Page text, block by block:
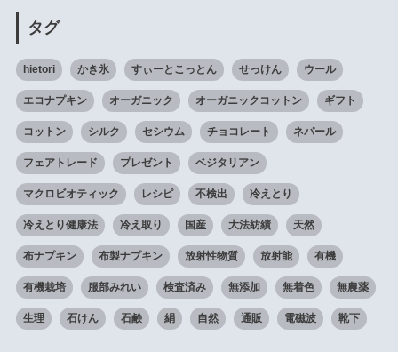
タグ
hietori かき氷 すぃーとこっとん せっけん ウール
エコナプキン オーガニック オーガニックコットン ギフト
コットン シルク セシウム チョコレート ネパール
フェアトレード プレゼント ベジタリアン
マクロビオティック レシピ 不検出 冷えとり
冷えとり健康法 冷え取り 国産 大法紡績 天然
布ナプキン 布製ナプキン 放射性物質 放射能 有機
有機栽培 服部みれい 検査済み 無添加 無着色 無農薬
生理 石けん 石鹸 絹 自然 通販 電磁波 靴下